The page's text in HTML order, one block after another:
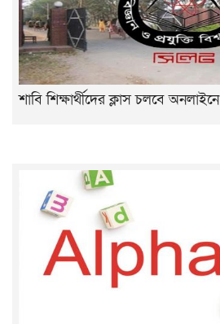
শাবি শিক্ষার্থীদের ক্লাস চলবে অনলাইনে